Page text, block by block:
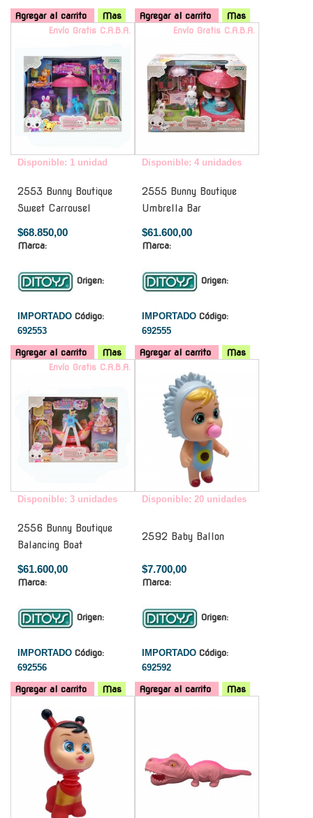
Agregar al carrito Mas Agregar al carrito
Mas
Envío Gratis C.A.B.A.
Disponible: 1 unidad
2553 Bunny Boutique
Sweet Carrousel
$68.850,00
Marca:
Origen:
IMPORTADO Código:
692553
Agregar al carrito Mas
Envío Gratis C.A.B.A.
Disponible: 4 unidades
2555 Bunny Boutique
Umbrella Bar
$61.600,00
Marca:
Origen:
IMPORTADO Código:
692555
Agregar al carrito
Mas
Envío Gratis C.A.B.A.
Disponible: 3 unidades
2556 Bunny Boutique
Balancing Boat
$61.600,00
Marca:
Origen:
IMPORTADO Código:
692556
Agregar al carrito Mas
Disponible: 20 unidades
2592 Baby Ballon
$7.700,00
Marca:
Origen:
IMPORTADO Código:
692592
Agregar al carrito
Mas